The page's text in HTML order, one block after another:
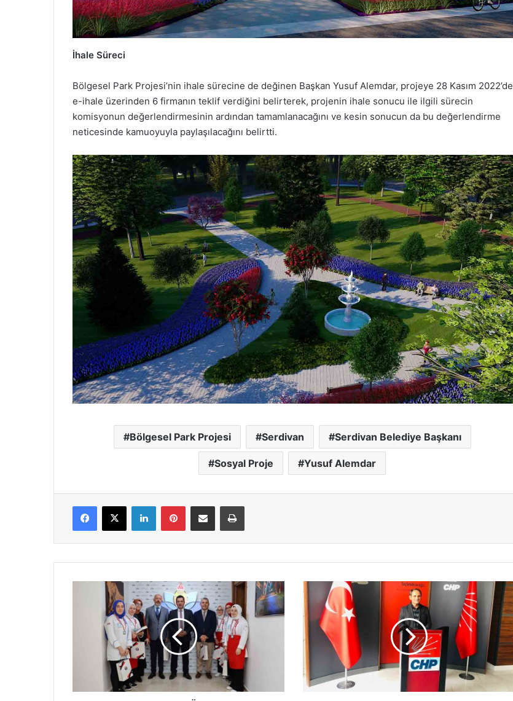
İhale Süreci
Bölgesel Park Projesi’nin ihale sürecine de değinen Başkan Yusuf Alemdar, projeye 28 Kasım 2022’de
e-ihale üzerinden 6 firmanın teklif verdiğini belirterek, projenin ihale sonucu ile ilgili sürecin
komisyonun değerlendirmesinin ardından tamamlanacağını ve kesin sonucun da bu değerlendirme
neticesinde kamuoyuyla paylaşılacağını belirtti.
Bölgesel Park Projesi Serdivan Serdivan Belediye Başkanı
Sosyal Proje Yusuf Alemdar
Facebook
X LinkedInPinterestE-Posta ile paylaş Yazdır
Öğrencilerimize
Savaşçı’dan
Başkan
Keleş'ten
10
Aralık
insan
hakları
mesajı!